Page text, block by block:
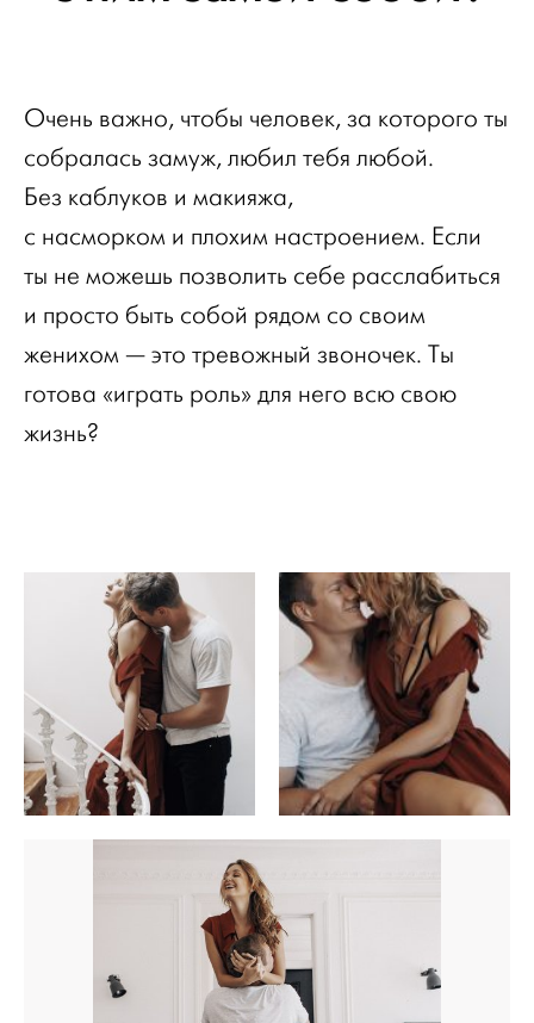
Очень важно, чтобы человек, за которого ты
собралась замуж, любил тебя любой.
Без каблуков и макияжа,
с насморком и плохим настроением. Если
ты не можешь позволить себе расслабиться
и просто быть собой рядом со своим
женихом — это тревожный звоночек. Ты
готова «играть роль» для него всю свою
жизнь?